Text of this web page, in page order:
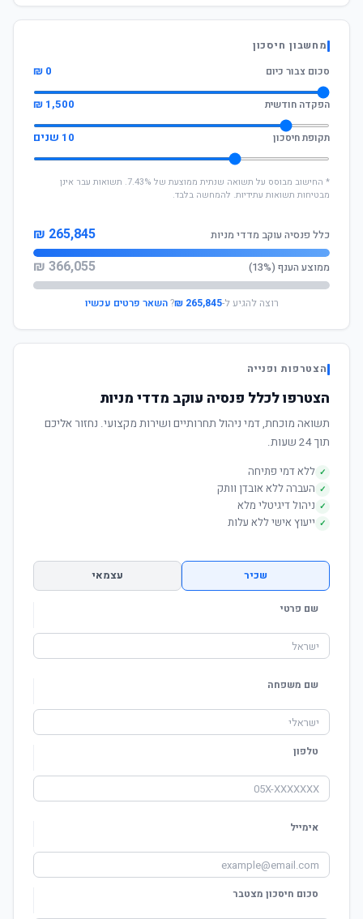
מחשבון חיסכון
סכום צבור כיום
0 ₪
הפקדה חודשית 1,500 ₪
תקופת חיסכון 10 שנים
* החישוב מבוסס על תשואה שנתית ממוצעת של 7.43%. תשואות עבר אינן
מבטיחות תשואות עתידיות. להמחשה בלבד.
כלל פנסיה עוקב מדדי מניות 265,845 ₪
ממוצע הענף (13%) 366,055 ₪
רוצה להגיע ל-265,845 ₪
?השאר פרטים עכשיו
הצטרפות ופנייה
הצטרפו לכלל פנסיה עוקב מדדי מניות
תשואה מוכחת, דמי ניהול תחרותיים ושירות מקצועי. נחזור אליכם
תוך 24 שעות.
✓ ללא דמי פתיחה
✓ העברה ללא אובדן וותק
✓ ניהול דיגיטלי מלא
✓ ייעוץ אישי ללא עלות
שכיר עצמאי
שם פרטי
שם משפחה
טלפון
אימייל
סכום חיסכון מצטבר